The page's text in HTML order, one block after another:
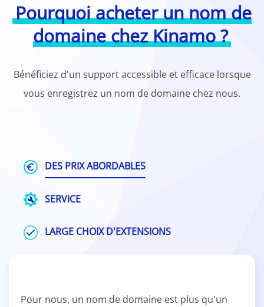
Pourquoi acheter un nom de
domaine chez Kinamo ?
Bénéficiez d'un support accessible et efficace lorsque
vous enregistrez un nom de domaine chez nous.
DES PRIX ABORDABLES
SERVICE
LARGE CHOIX D'EXTENSIONS
Pour nous, un nom de domaine est plus qu'un